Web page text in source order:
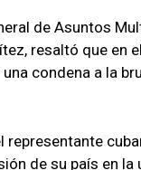
de Asuntos
resaltó que en
condena a la
representante
de su país en